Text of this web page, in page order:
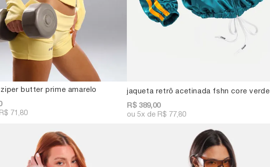
butter prime amarelo
R$ 71,80
jaqueta retrô acetinada fshn core verde
R$ 389,00
5x R$ 77,80